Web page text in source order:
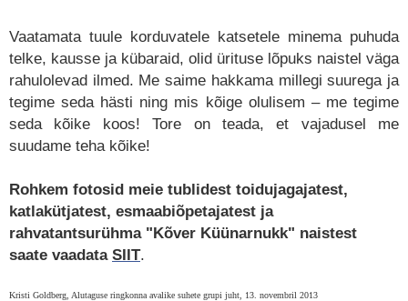
Vaatamata tuule korduvatele katsetele minema puhuda
telke, kausse ja kübaraid, olid ürituse lõpuks naistel väga
rahulolevad ilmed. Me saime hakkama millegi suurega ja
tegime seda hästi ning mis kõige olulisem – me tegime
seda kõike koos! Tore on teada, et vajadusel me
suudame teha kõike!
Rohkem fotosid meie tublidest toidujagajatest,
katlakütjatest, esmaabiõpetajatest ja
rahvatantsurühma "Kõver Küünarnukk" naistest
saate vaadata SIIT.
Kristi Goldberg, Alutaguse ringkonna avalike suhete grupi juht, 13. novembril 2013